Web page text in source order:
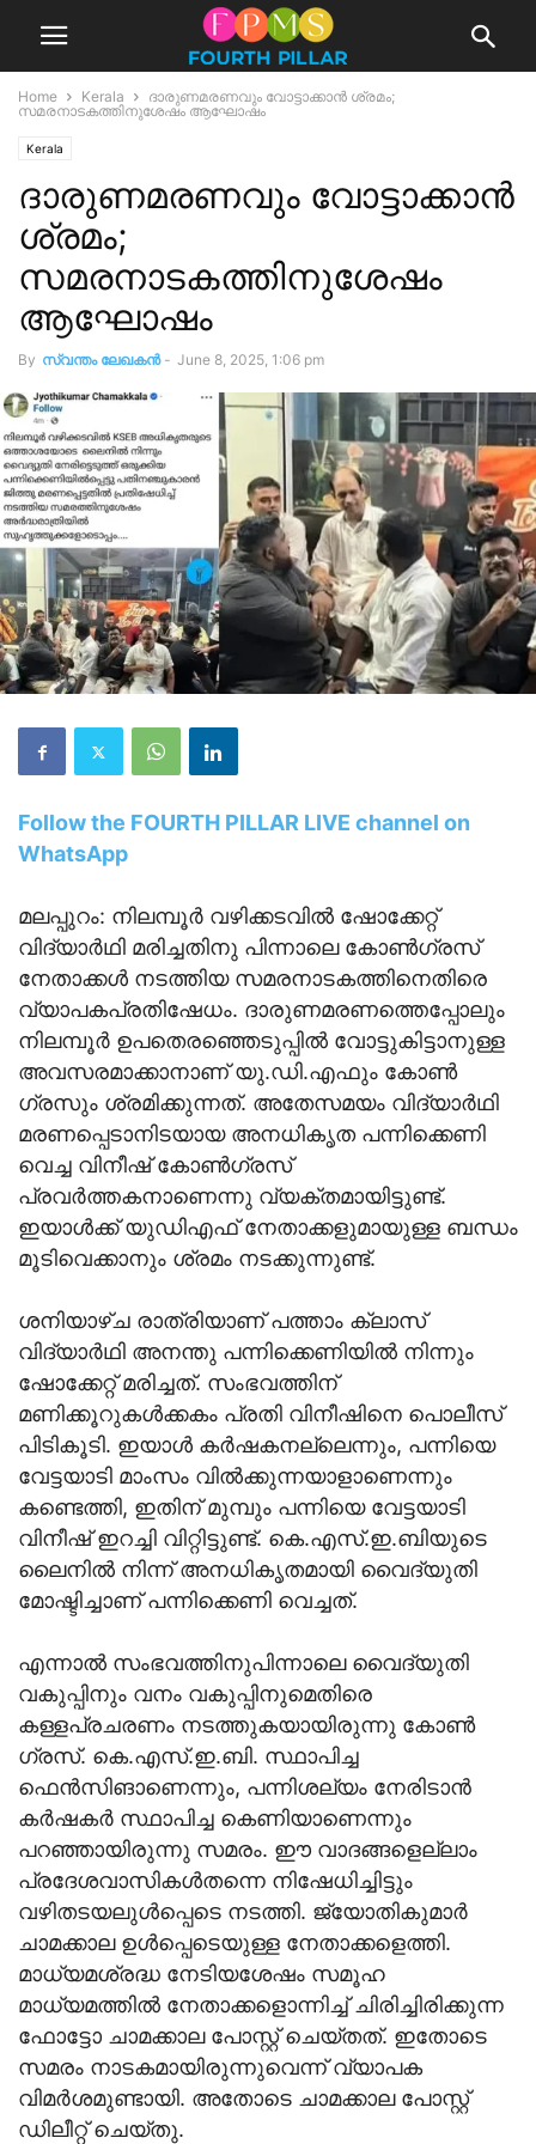
Home Kerala
ദാരുണമരണവും വോട്ടാക്കാൻ ശ്രമം;
സമരനാടകത്തിനുശേഷം ആഘോഷം
Kerala
ദാരുണമരണവും വോട്ടാക്കാൻ
ശ്രമം;
സമരനാടകത്തിനുശേഷം
ആഘോഷം
By സ്വന്തം ലേഖകന്‍ - June 8, 2025, 1:06 pm
Follow the FOURTH PILLAR LIVE channel on
WhatsApp
മലപ്പുറം: നിലമ്പൂർ വഴിക്കടവിൽ ഷോക്കേറ്റ്
വിദ്യാർഥി മരിച്ചതിനു പിന്നാലെ കോൺ​ഗ്രസ്
നേതാക്കൾ നടത്തിയ സമരനാടകത്തിനെതിരെ
വ്യാപകപ്രതിഷേധം. ദാരുണമരണത്തെപ്പോലും
നിലമ്പൂർ ഉപതെരഞ്ഞെടുപ്പിൽ വോട്ടുകിട്ടാനുള്ള
അവസരമാക്കാനാണ് യു.ഡി.എഫും കോൺ​
ഗ്രസും ശ്രമിക്കുന്നത്. അതേസമയം വിദ്യാർഥി
മരണപ്പെടാനിടയായ അനധികൃത പന്നിക്കെണി
വെച്ച വിനീഷ് കോൺ​ഗ്രസ്
പ്രവർത്തകനാണെന്നു വ്യക്തമായിട്ടുണ്ട്.
ഇയാൾക്ക് യുഡിഎഫ് നേതാക്കളുമായുള്ള ബന്ധം
മൂടിവെക്കാനും ശ്രമം നടക്കുന്നുണ്ട്.
ശനിയാഴ്ച രാത്രിയാണ് പത്താം ക്ലാസ്
വിദ്യാർഥി അനന്തു പന്നിക്കെണിയിൽ നിന്നും
ഷോക്കേറ്റ് മരിച്ചത്. സംഭവത്തിന്
മണിക്കൂറുകൾക്കകം പ്രതി വിനീഷിനെ പൊലീസ്
പിടികൂടി. ഇയാൾ കർഷകനല്ലെന്നും, പന്നിയെ
വേട്ടയാടി മാംസം വിൽക്കുന്നയാളാണെന്നും
കണ്ടെത്തി, ഇതിന് മുമ്പും പന്നിയെ വേട്ടയാടി
വിനീഷ് ഇറച്ചി വിറ്റിട്ടുണ്ട്. കെ.എസ്.ഇ.ബിയുടെ
ലൈനിൽ നിന്ന് അനധികൃതമായി വൈദ്യുതി
മോഷ്ടിച്ചാണ് പന്നിക്കെണി വെച്ചത്.
എന്നാൽ സംഭവത്തിനുപിന്നാലെ വൈദ്യുതി
വകുപ്പിനും വനം വകുപ്പിനുമെതിരെ
കള്ളപ്രചരണം നടത്തുകയായിരുന്നു കോൺ​
ഗ്രസ്. കെ.എസ്.ഇ.ബി. സ്ഥാപിച്ച
ഫെൻസിങാണെന്നും, പന്നിശല്യം നേരിടാൻ
കർഷകർ സ്ഥാപിച്ച കെണിയാണെന്നും
പറഞ്ഞായിരുന്നു സമരം. ഈ വാദങ്ങളെല്ലാം
പ്രദേശവാസികൾതന്നെ നിഷേധിച്ചിട്ടും
വഴിതടയലുൾപ്പെടെ നടത്തി. ജ്യോതികുമാർ
ചാമക്കാല ഉൾപ്പെടെയുള്ള നേതാക്കളെത്തി.
മാധ്യമശ്രദ്ധ നേടിയശേഷം സമൂഹ
മാധ്യമത്തിൽ നേതാക്കളൊന്നിച്ച് ചിരിച്ചിരിക്കുന്ന
ഫോട്ടോ ചാമക്കാല പോസ്റ്റ് ചെയ്തത്. ഇതോടെ
സമരം നാടകമായിരുന്നുവെന്ന് വ്യാപക
വിമർശമുണ്ടായി. അതോടെ ചാമക്കാല പോസ്റ്റ്
ഡിലീറ്റ് ചെയ്തു.